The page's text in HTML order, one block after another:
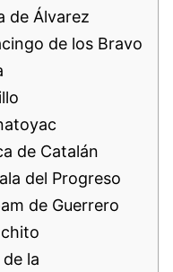
de Álvarez
de los Bravo
de Catalán
del Progreso
de Guerrero
la